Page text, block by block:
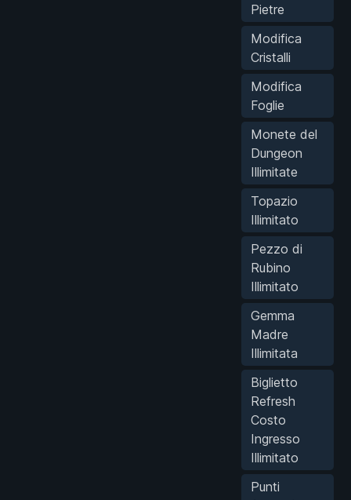
Pietre
Modifica
Cristalli
Modifica
Foglie
Monete del
Dungeon
Illimitate
Topazio
Illimitato
Pezzo di
Rubino
Illimitato
Gemma
Madre
Illimitata
Biglietto
Refresh
Costo
Ingresso
Illimitato
Punti